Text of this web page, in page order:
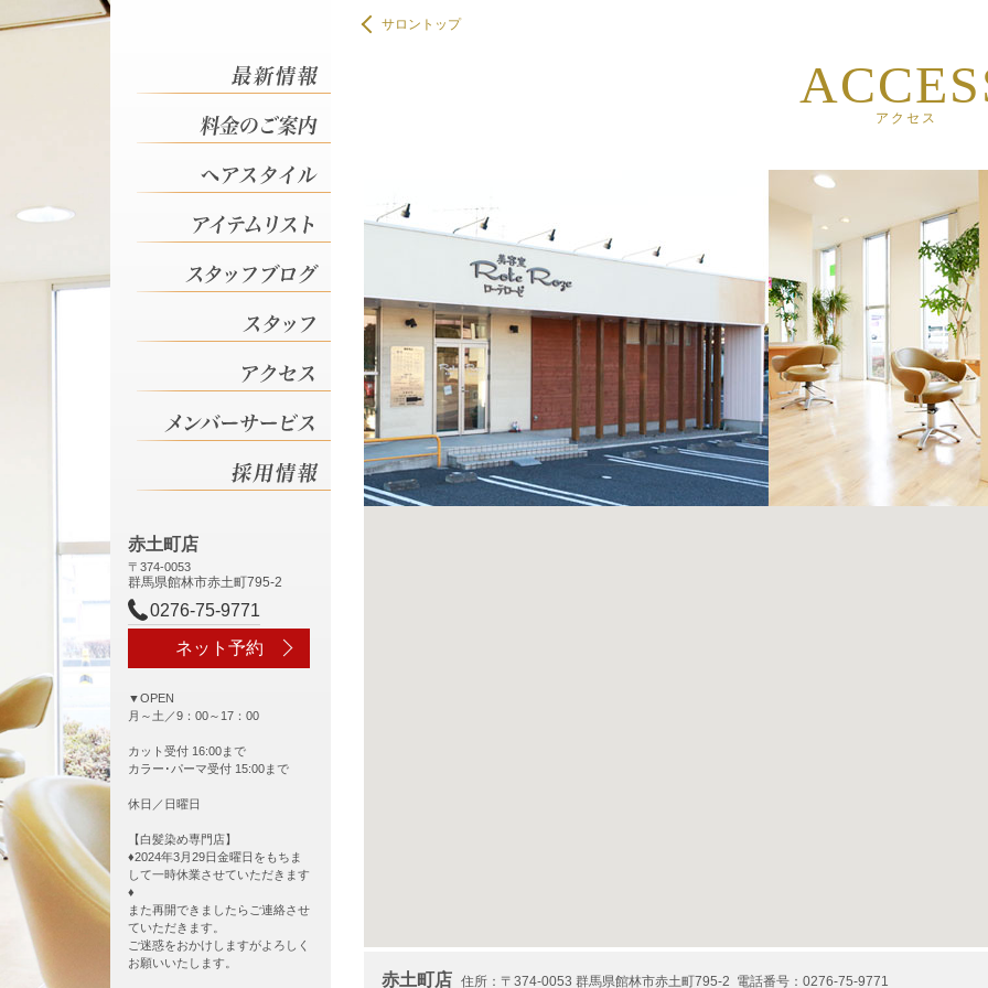
アクセス 館林市の美容室 赤土町店（群馬県）のアイテムリスト
アクセス 館林市の美容室 赤土町店（群馬県）のブログ
アクセス 館林市の美容室 赤土町店（群馬県）のスタッフ
アクセス 館林市の美容室 赤土町店（群馬県）のアクセス
アクセス 館林市の美容室 赤土町店（群馬県）のメンバーサービス
アクセス 館林市の美容室 赤土町店（群馬県）の採用情報
赤土町店
〒374-0053
群馬県館林市赤土町795-2
0276-75-9771
ネット予約
▼OPEN
月～土／9：00～17：00
カット受付 16:00まで
カラー･パーマ受付 15:00まで
休日／日曜日
【白髪染め専門店】
♦2024年3月29日金曜日をもちま
して一時休業させていただきます
♦
また再開できましたらご連絡させ
ていただきます。
ご迷惑をおかけしますがよろしく
お願いいたします。
アクセス
サロントップ
赤土町店 住所：〒374-0053 群馬県館林市赤土町795-2 電話番号：0276-75-9771